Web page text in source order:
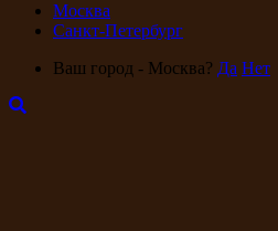
Москва
Санкт-Петербург
Ваш город - Москва? Да Нет